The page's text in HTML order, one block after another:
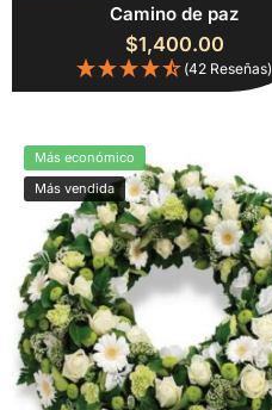
Camino de paz
$1,400.00
(42 Reseñas)
Más económico
Más vendida